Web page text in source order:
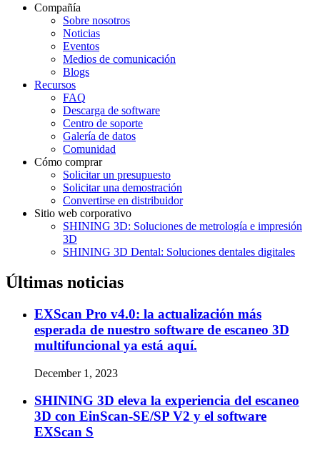
Compañía
Sobre nosotros
Noticias
Eventos
Medios de comunicación
Blogs
Recursos
FAQ
Descarga de software
Centro de soporte
Galería de datos
Comunidad
Cómo comprar
Solicitar un presupuesto
Solicitar una demostración
Convertirse en distribuidor
Sitio web corporativo
SHINING 3D: Soluciones de metrología e impresión
3D
SHINING 3D Dental: Soluciones dentales digitales
Últimas noticias
EXScan Pro v4.0: la actualización más
esperada de nuestro software de escaneo 3D
multifuncional ya está aquí.
December 1, 2023
SHINING 3D eleva la experiencia del escaneo
3D con EinScan-SE/SP V2 y el software
EXScan S